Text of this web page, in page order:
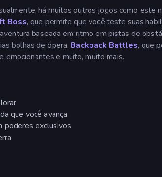
há muitos outros jogos como este
Boss, que permite que você teste suas
baseada em ritmo em pistas de
bolhas de ópera. Backpack Battles, que
emocionantes e muito, muito mais.
que você avança
poderes exclusivos